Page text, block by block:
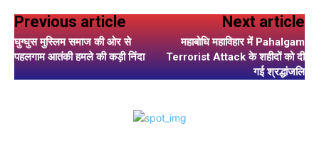
Previous article
घुग्घुस मुस्लिम समाज की ओर से
पहलगाम आतंकी हमले की कड़ी निंदा
Next article
महाबोधि महाविहार में Pahalgam
Terrorist Attack के शहीदों को दी
गई श्रद्धांजलि